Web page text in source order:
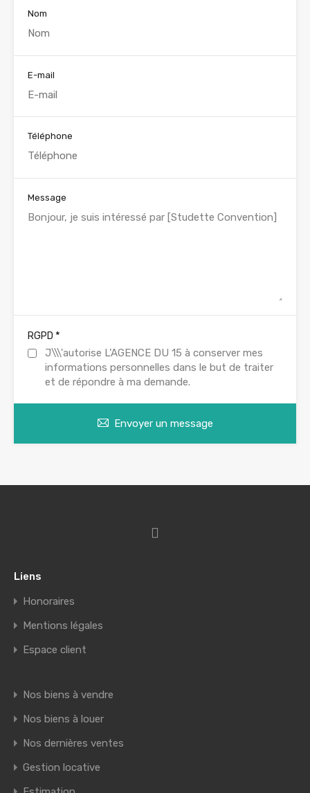
Nom
E-mail
Téléphone
Message
RGPD *
J\\\'autorise L’AGENCE DU 15 à conserver mes
informations personnelles dans le but de traiter
et de répondre à ma demande.
Envoyer un message
Liens
Honoraires
Mentions légales
Espace client
Nos biens à vendre
Nos biens à louer
Nos dernières ventes
Gestion locative